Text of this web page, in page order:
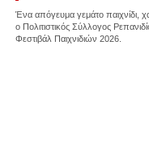
Ένα απόγευμα γεμάτο παιχνίδι,
ο Πολιτιστικός Σύλλογος
Φεστιβάλ Παιχνιδιών 2026.